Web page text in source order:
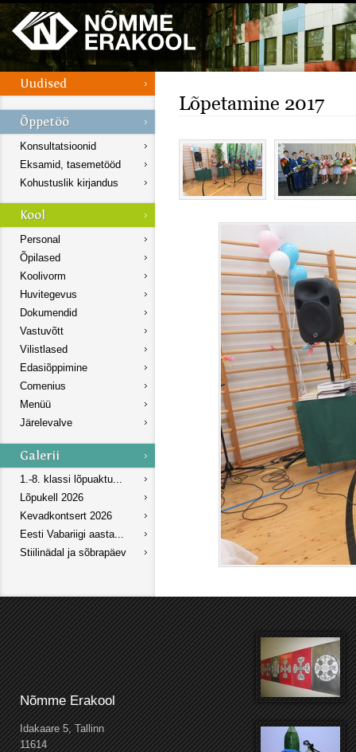
Konsultatsioonid
Eksamid, tasemetööd
Kohustuslik kirjandus
Personal
Õpilased
Koolivorm
Huvitegevus
Dokumendid
Vastuvõtt
Vilistlased
Edasiõppimine
Comenius
Menüü
Järelevalve
1.-8. klassi lõpuaktu...
Lõpukell 2026
Kevadkontsert 2026
Eesti Vabariigi aasta...
Stiilinädal ja sõbrapäev
Lõpetamine 2017
Nõmme Erakool
Idakaare 5, Tallinn
11614